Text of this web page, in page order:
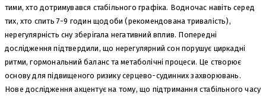
тими, хто дотримувався стабільного графіка. Водночас навіть серед
тих, хто спить 7-9 годин щодоби (рекомендована тривалість),
нерегулярність сну зберігала негативний вплив. Попередні
дослідження підтвердили, що нерегулярний сон порушує циркадні
ритми, гормональний баланс та метаболічні процеси. Це створює
основу для підвищеного ризику серцево-судинних захворювань.
Нове дослідження акцентує на тому, що підтримання стабільного часу